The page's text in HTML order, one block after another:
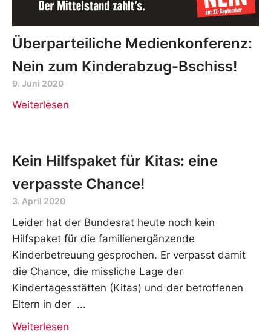
Überparteiliche Medienkonferenz:
Nein zum Kinderabzug-Bschiss!
9. Juni 2020
Weiterlesen
Kein Hilfspaket für Kitas: eine
verpasste Chance!
3. April 2020
Leider hat der Bundesrat heute noch kein
Hilfspaket für die familienergänzende
Kinderbetreuung gesprochen. Er verpasst damit
die Chance, die missliche Lage der
Kindertagesstätten (Kitas) und der betroffenen
Eltern in der
Weiterlesen